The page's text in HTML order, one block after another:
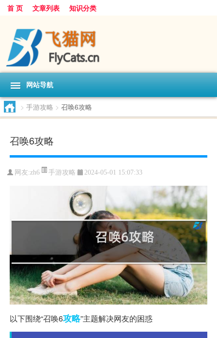
首 页 文章列表 知识分类
网站导航
> 手游攻略 > 召唤6攻略
召唤6攻略
网友:zh6 手游攻略 2024-05-01 15:07:33
以下围绕“召唤6攻略”主题解决网友的困惑